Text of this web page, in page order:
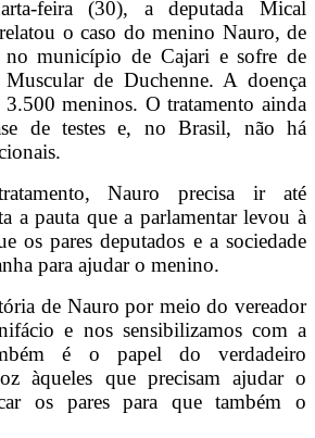
feira (30), a deputada Mical
o caso do menino Nauro, de
município de Cajari e sofre de
de Duchenne. A doença
3.500 meninos. O tratamento ainda
de testes e, no Brasil, não há
Nauro precisa ir até
a pauta que a parlamentar levou à
os pares deputados e a sociedade
para ajudar o menino.
de Nauro por meio do vereador
e nos sensibilizamos com a
é o papel do verdadeiro
àqueles que precisam ajudar o
os pares para que também o